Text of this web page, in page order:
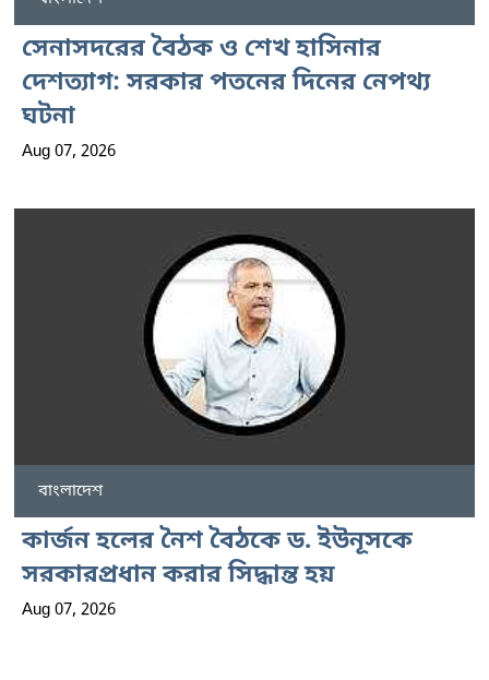
সেনাসদরের বৈঠক ও শেখ হাসিনার
দেশত্যাগ: সরকার পতনের দিনের নেপথ্য
ঘটনা
Aug 07, 2026
বাংলাদেশ
কার্জন হলের নৈশ বৈঠকে ড. ইউনূসকে
সরকারপ্রধান করার সিদ্ধান্ত হয়
Aug 07, 2026